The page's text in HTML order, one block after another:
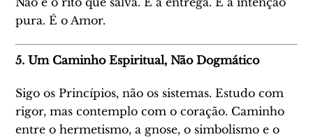
pura. É o Amor.
5. Um Caminho Espiritual, Não Dogmático
Sigo os Princípios, não os sistemas. Estudo com
rigor, mas contemplo com o coração. Caminho
entre o hermetismo, a gnose, o simbolismo e o